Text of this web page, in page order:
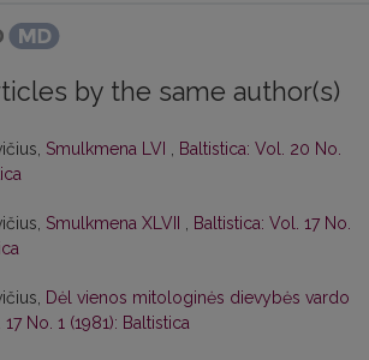
by the same author(s)
Smulkmena LVI
Baltistica: Vol. 20 No.
Smulkmena XLVII
Baltistica: Vol. 17 No.
Dėl vienos mitologinės dievybės vardo
No. 1 (1981): Baltistica